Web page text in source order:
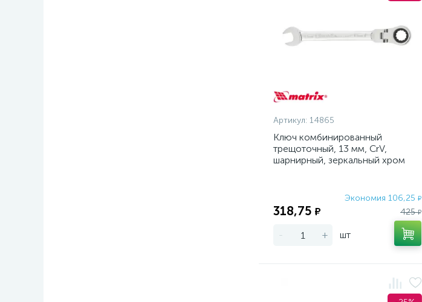
Артикул: 14865
Ключ комбинированный
трещоточный, 13 мм, CrV,
шарнирный, зеркальный хром
Экономия 106,25 ₽
318,75 ₽ 425₽
- + шт